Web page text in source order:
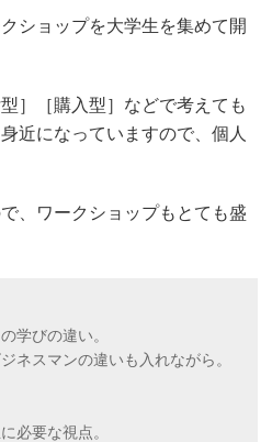
ショップを大学生を集めて開
］［購入型］などで考えても
近になっていますので、個人
、ワークショップもとても盛
学びの違い。
ネスマンの違いも入れながら。
必要な視点。